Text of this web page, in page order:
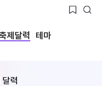
제달력 테마
달력